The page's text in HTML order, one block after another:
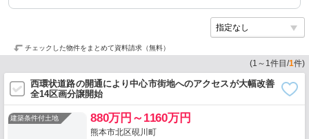
チェックした物件をまとめて資料請求（無料）
(1 ～ 1件目/1件)
西環状道路の開通により中心市街地へのアクセスが大幅改善
全14区画分譲開始
建築条件付土地 880万円～1160万円
熊本市北区硯川町